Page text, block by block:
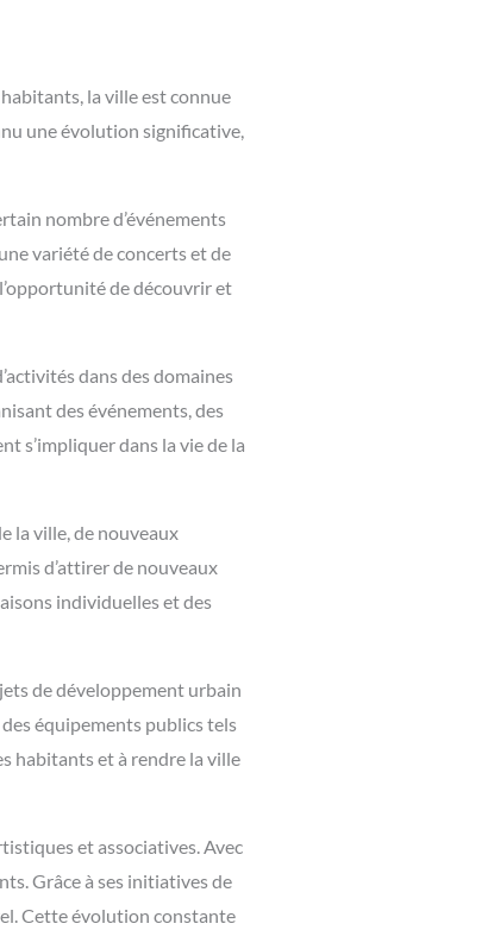
la ville est connue
une évolution significative,
nombre d’événements
variété de concerts et de
de découvrir et
dans des domaines
des événements, des
s’impliquer dans la vie de la
la ville, de nouveaux
d’attirer de nouveaux
individuelles et des
de développement urbain
équipements publics tels
habitants et à rendre la ville
et associatives. Avec
Grâce à ses initiatives de
Cette évolution constante